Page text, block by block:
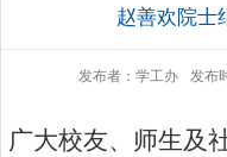
赵善欢院士
发布者：学工办 发布
广大校友、师生及